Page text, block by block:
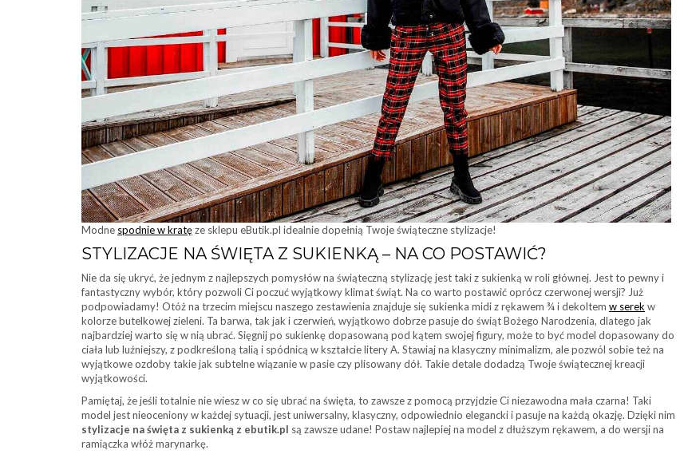
Modne spodnie w kratęze sklepu eButik.pl idealnie dopełnią Twoje świąteczne stylizacje!
STYLIZACJE NA ŚWIĘTA Z SUKIENKĄ – NA CO POSTAWIĆ?
Nie da się ukryć, że jednym z najlepszych pomysłów na świąteczną stylizację jest taki z sukienką w roli głównej. Jest to pewny i
fantastyczny wybór, który pozwoli Ci poczuć wyjątkowy klimat świąt. Na co warto postawić oprócz czerwonej wersji? Już
podpowiadamy! Otóż na trzecim miejscu naszego zestawienia znajduje się sukienka midi z rękawem ¾ i dekoltem w serek w
kolorze butelkowej zieleni. Ta barwa, tak jak i czerwień, wyjątkowo dobrze pasuje do świąt Bożego Narodzenia, dlatego jak
najbardziej warto się w nią ubrać. Sięgnij po sukienkę dopasowaną pod kątem swojej figury, może to być model dopasowany do
ciała lub luźniejszy, z podkreśloną talią i spódnicą w kształcie litery A. Stawiaj na klasyczny minimalizm, ale pozwól sobie też na
wyjątkowe ozdoby takie jak subtelne wiązanie w pasie czy plisowany dół. Takie detale dodadzą Twoje świątecznej kreacji
wyjątkowości.
Pamiętaj, że jeśli totalnie nie wiesz w co się ubrać na święta, to zawsze z pomocą przyjdzie Ci niezawodna mała czarna! Taki
model jest nieoceniony w każdej sytuacji, jest uniwersalny, klasyczny, odpowiednio elegancki i pasuje na każdą okazję. Dzięki nim
stylizacje na święta z sukienką z ebutik.pl są zawsze udane! Postaw najlepiej na model z dłuższym rękawem, a do wersji na
ramiączka włóż marynarkę.